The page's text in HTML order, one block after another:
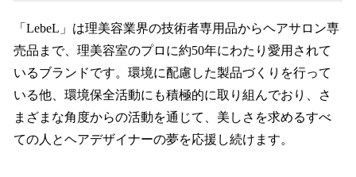
「LebeL」は理美容業界の技術者専用品からヘアサロン専
売品まで、理美容室のプロに約50年にわたり愛用されて
いるブランドです。環境に配慮した製品づくりを行って
いる他、環境保全活動にも積極的に取り組んでおり、さ
まざまな角度からの活動を通じて、美しさを求めるすべ
ての人とヘアデザイナーの夢を応援し続けます。